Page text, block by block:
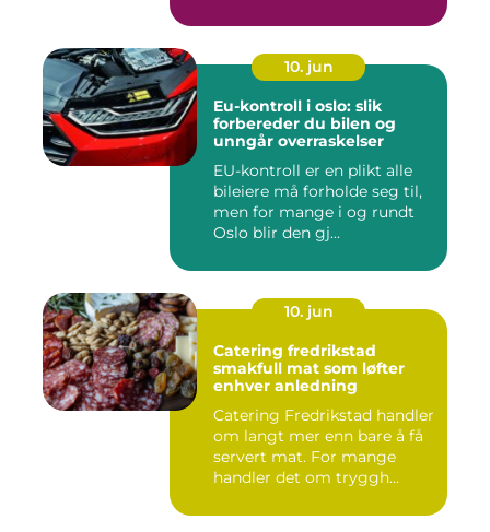
10. jun
Eu-kontroll i oslo: slik
forbereder du bilen og
unngår overraskelser
EU-kontroll er en plikt alle
bileiere må forholde seg til,
men for mange i og rundt
Oslo blir den gj...
10. jun
Catering fredrikstad
smakfull mat som løfter
enhver anledning
Catering Fredrikstad handler
om langt mer enn bare å få
servert mat. For mange
handler det om tryggh...